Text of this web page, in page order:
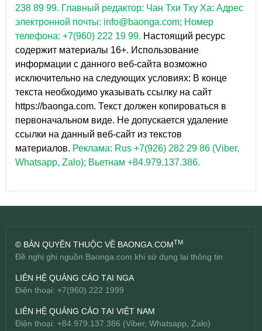
238 89 99. Главный редактор: Чан Тхи Тху Ха: Адрес
электронной почты: info@baonga.com; Номер
телефона: +7(960) 222 19 99. Настоящий ресурс
содержит материалы 16+. Использование
информации с данного веб-сайта возможно
исключительно на следующих условиях: В конце
текста необходимо указывать ссылку на сайт
https://baonga.com. Текст должен копироваться в
первоначальном виде. Не допускается удаление
ссылки на данный веб-сайт из текстов
материалов. Реклама: Rus +7(926) 282 29 86 (Viber,
Whatsapp, Zalo); Вьетнам +84.979.137.386.
© BẢN QUYỀN THUỘC VỀ BAONGA.COMTM
Đề nghị ghi nguồn Baonga.com khi sử dụng lại thông tin
LIÊN HỆ QUẢNG CÁO TẠI NGA
Điện thoại: +7(960) 222 1999
LIÊN HỆ QUẢNG CÁO TẠI VIỆT NAM
Điện thoại: +84.979.137.386 (Viber, Whatsapp, Zalo)